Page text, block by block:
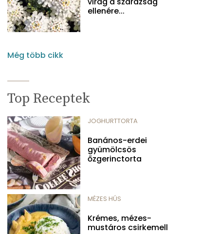
ellenére...
Még több cikk
Top Receptek
JOGHURTTORTA
Banános-erdei
gyümölcsös
őzgerinctorta
MÉZES HÚS
Krémes, mézes-
mustáros csirkemell